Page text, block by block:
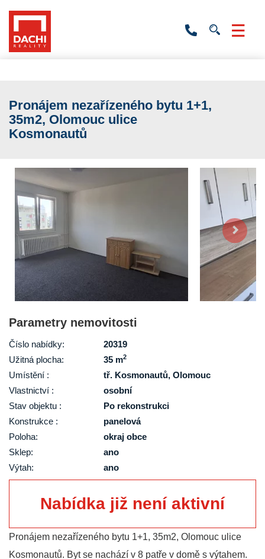
+420
Pronájem nezařízeného bytu 1+1,
35m2, Olomouc ulice
Kosmonautů
Pronájem nezařízeného bytu 1+1, 35m2, Olomouc ulice
Kosmonautů. Byt se nachází v 8 patře v domě s výtahem.
Nabídka již není aktivní
Parametry nemovitosti
Číslo nabídky:
20319
Užitná plocha:
35 m2
Umístění :
tř. Kosmonautů, Olomouc
Vlastnictví :
osobní
Stav objektu :
Po rekonstrukci
Konstrukce :
panelová
Poloha:
okraj obce
Sklep:
ano
Výtah:
ano